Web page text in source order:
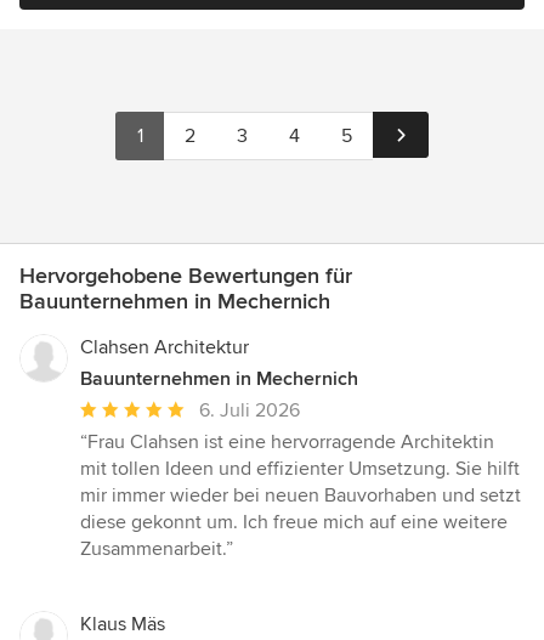
1 2 3 4 5
Hervorgehobene Bewertungen für
Bauunternehmen in Mechernich
Clahsen Architektur
Bauunternehmen in Mechernich
Durchschnittliche
Bewertung:
5
von
5
Sternen
6. Juli 2026
“Frau Clahsen ist eine hervorragende Architektin
mit tollen Ideen und effizienter Umsetzung. Sie hilft
mir immer wieder bei neuen Bauvorhaben und setzt
diese gekonnt um. Ich freue mich auf eine weitere
Zusammenarbeit.”
Klaus Mäs